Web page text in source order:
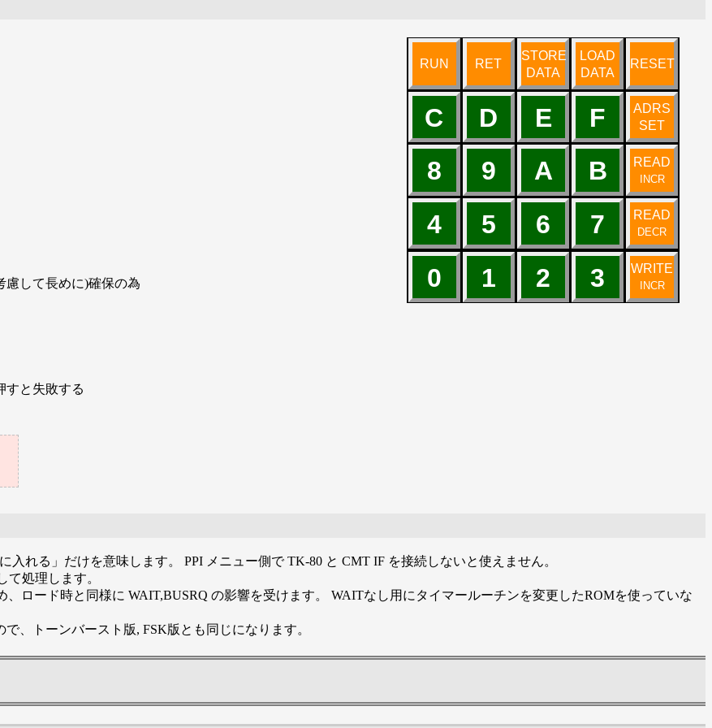
RUN RET
STORE
DATA
LOAD
DATA
RESET
C D E F
ADRS
SET
8 9 A B READ
INCR
4 5 6 7 READ
DECR
0 1 2 3 WRITE
INCR
慮して長めに)確保の為
すと失敗する
れる」だけを意味します。 PPI メニュー側で TK-80 と CMT IF を接続しないと使えません。
て処理します。
、ロード時と同様に WAIT,BUSRQ の影響を受けます。 WAITなし用にタイマールーチンを変更したROMを使っていな
、トーンバースト版, FSK版とも同じになります。